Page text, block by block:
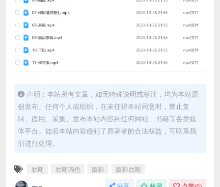
声明：本站所有文章，如无特殊说明或标注，均为本站原
创发布。任何个人或组织，在未征得本站同意时，禁止复
制、盗用、采集、发布本站内容到任何网站、书籍等各类媒
体平台。如若本站内容侵犯了原著者的合法权益，可联系我
们进行处理。
后期 后期调色 摄影 摄影后期